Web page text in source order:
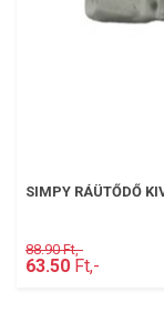
SIMPY RÁÜTŐDŐ
88.90 Ft,-
63.50 Ft,-